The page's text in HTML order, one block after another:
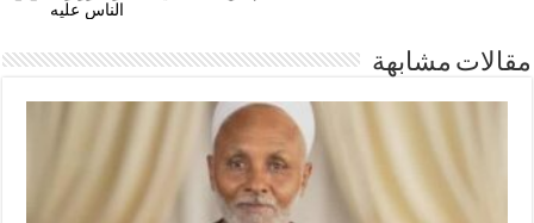
الناس عليه
مقالات مشابهة